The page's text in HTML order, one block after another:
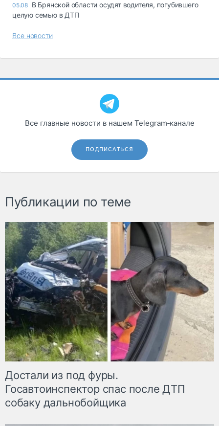
05.08 В Брянской области осудят водителя, погубившего
целую семью в ДТП
Все новости
Все главные новости в нашем Telegram‑канале
ПОДПИСАТЬСЯ
Публикации по теме
Достали из под фуры.
Госавтоинспектор спас после ДТП
собаку дальнобойщика